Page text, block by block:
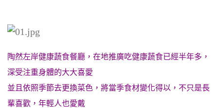
陶然左岸健康蔬食餐廳，在地推廣吃健康蔬食已經半年多，
深受注重身體的大大喜愛
並且依照季節去更換菜色，將當季食材變化得以，不只是長
輩喜歡，年輕人也愛戴